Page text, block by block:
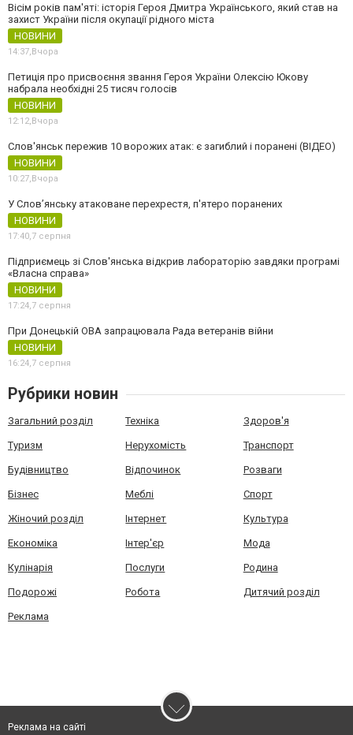
Вісім років пам'яті: історія Героя Дмитра Українського, який став на
захист України після окупації рідного міста
НОВИНИ
14:37,Вчора
Петиція про присвоєння звання Героя України Олексію Юкову
набрала необхідні 25 тисяч голосів
НОВИНИ
12:12,Вчора
Слов'янськ пережив 10 ворожих атак: є загиблий і поранені (ВІДЕО)
НОВИНИ
10:27,Вчора
У Слов’янську атаковане перехрестя, п'ятеро поранених
НОВИНИ
17:40,7 серпня
Підприємець зі Слов'янська відкрив лабораторію завдяки програмі
«Власна справа»
НОВИНИ
17:24,7 серпня
При Донецькій ОВА запрацювала Рада ветеранів війни
НОВИНИ
16:24,7 серпня
Рубрики новин
Загальний розділ Техніка Здоров'я
Туризм Нерухомість Транспорт
Будівництво Відпочинок Розваги
Бізнес Меблі Спорт
Жіночий розділ Інтернет Культура
Економіка Інтер'єр Мода
Кулінарія Послуги Родина
Подорожі Робота Дитячий розділ
Реклама
Реклама на сайті